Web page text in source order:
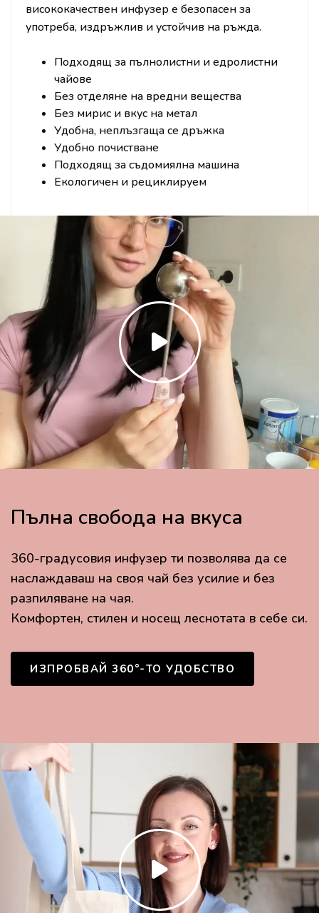
висококачествен инфузер е безопасен за
употреба, издръжлив и устойчив на ръжда.
Подходящ за пълнолистни и едролистни
чайове
Без отделяне на вредни вещества
Без мирис и вкус на метал
Удобна, неплъзгаща се дръжка
Удобно почистване
Подходящ за съдомиялна машина
Екологичен и рециклируем
Пълна свобода на вкуса
360-градусовия инфузер ти позволява да се
наслаждаваш на своя чай без усилие и без
разпиляване на чая.
Комфортен, стилен и носещ леснотата в себе си.
ИЗПРОБВАЙ 360°-ТО УДОБСТВО